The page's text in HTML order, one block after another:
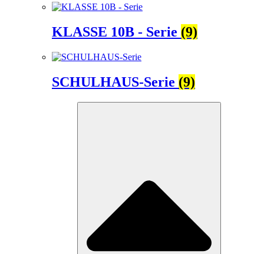
KLASSE 10B - Serie (9)
SCHULHAUS-Serie (9)